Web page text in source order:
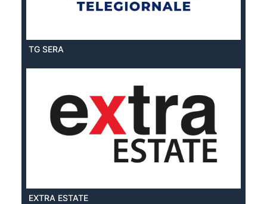
TG SERA
EXTRA ESTATE